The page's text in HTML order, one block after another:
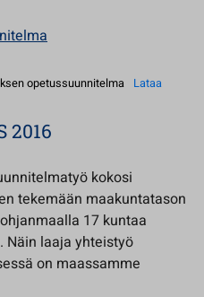
opetussuunnitelma Lataa
2016
kokosi
tekemään maakuntatason
17 kuntaa
Näin laaja yhteistyö
on maassamme